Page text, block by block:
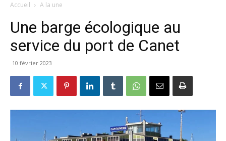
Accueil A la une
Une barge écologique au
service du port de Canet
10 février 2023